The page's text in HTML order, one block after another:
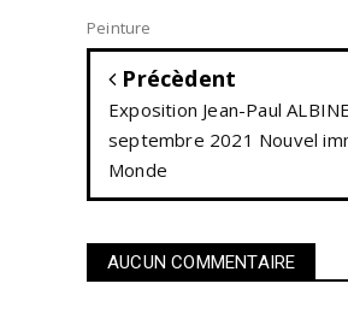
Peinture
Précèdent
Exposition Jean-Paul
septembre 2021 Nouvel
Monde
AUCUN COMMENTAIRE